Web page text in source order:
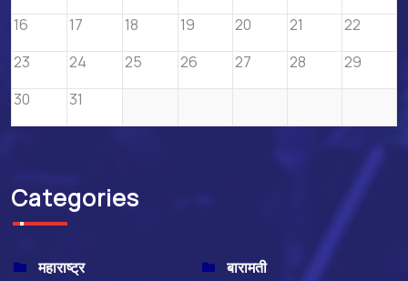
16
17 18 19 20 21
22
23
24 25 26 27 28
29
30
31
Categories
महाराष्ट्र
बारामती